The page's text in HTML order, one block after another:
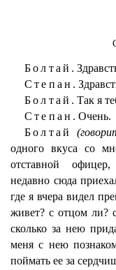
Болтай.
Степан.
Болтай. Так я
Степан. Очень.
Болтай
одного вкуса со
отставной
недавно сюда
где я вчера видел
живет? с отцом ли?
сколько за нею
меня с нею
поймать ее за